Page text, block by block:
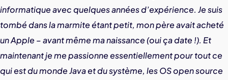
informatique avec quelques années d’expérience. Je suis
tombé dans la marmite étant petit, mon père avait acheté
un Apple – avant même ma naissance (oui ça date !). Et
maintenant je me passionne essentiellement pour tout ce
qui est du monde Java et du système, les OS open source